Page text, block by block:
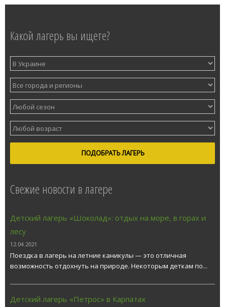
Какой лагерь вы ищете?
ПОДОБРАТЬ ЛАГЕРЬ
Свежие новости в лагере
Детский лагерь «Шоколад»: отдых на море, в горах и
лесу
12.04.2021
Поездка в лагерь на летние каникулы — это отличная
возможность отдохнуть на природе. Некоторым деткам по...
Детский лагерь «Петрос» в Карпатах